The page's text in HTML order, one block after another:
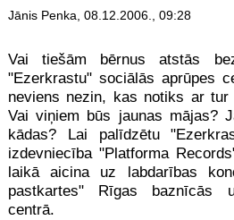
Jānis Penka, 08.12.2006., 09:28
Vai tiešām bērnus atstās
"Ezerkrastu" sociālās aprūpes
neviens nezin, kas notiks ar tur
Vai viņiem būs jaunas mājas?
kādas? Lai palīdzētu
izdevniecība "Platforma
laikā aicina uz labdarības
pastkartes" Rīgas baznīcās
centrā.